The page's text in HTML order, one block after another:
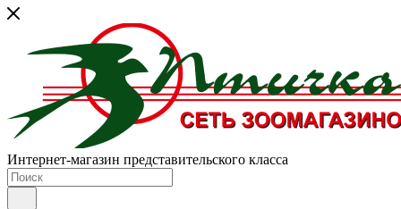
Интернет-магазин представительского класса